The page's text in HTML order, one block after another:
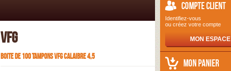
COMPTE CLIENT
Identifiez-vous
ou créez votre compte
MON ESPACE
MON PANIER
VFG
BOITE DE 100 TAMPONS VFG CALAIBRE 4,5